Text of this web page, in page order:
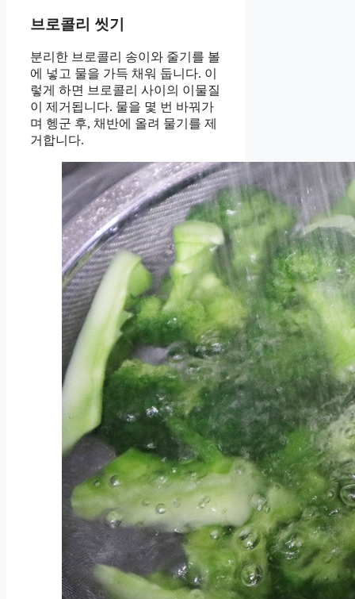
브로콜리 씻기
분리한 브로콜리 송이와 줄기를 볼
에 넣고 물을 가득 채워 둡니다. 이
렇게 하면 브로콜리 사이의 이물질
이 제거됩니다. 물을 몇 번 바꿔가
며 헹군 후, 채반에 올려 물기를 제
거합니다.